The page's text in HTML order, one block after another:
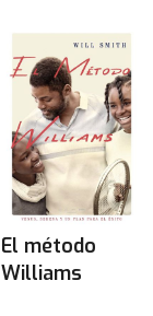
El método
Williams